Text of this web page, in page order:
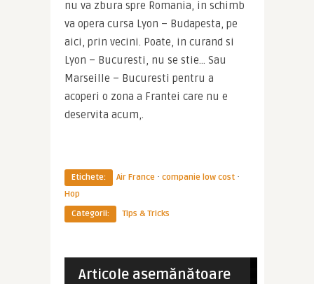
nu va zbura spre Romania, in schimb
va opera cursa Lyon – Budapesta, pe
aici, prin vecini. Poate, in curand si
Lyon – Bucuresti, nu se stie… Sau
Marseille – Bucuresti pentru a
acoperi o zona a Frantei care nu e
deservita acum,.
Etichete: Air France· companie low cost·
Hop
Categorii:
Tips & Tricks
Articole asemănătoare
SUPER OFERTE TRANSPORT
PROMOTIE AIR FRANCE / KLM: New
York @470 euro, Boston @ ...
Promotie Air France: New York @
Imperator
Imperator